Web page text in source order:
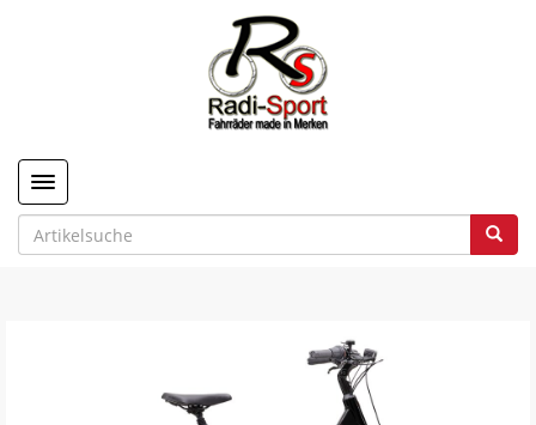
Toggle navigation